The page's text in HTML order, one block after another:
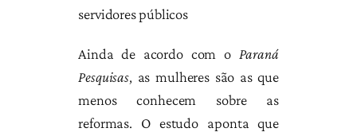
servidores públicos
Ainda de acordo com o Paraná
Pesquisas, as mulheres são as que
menos conhecem sobre as
reformas. O estudo aponta que